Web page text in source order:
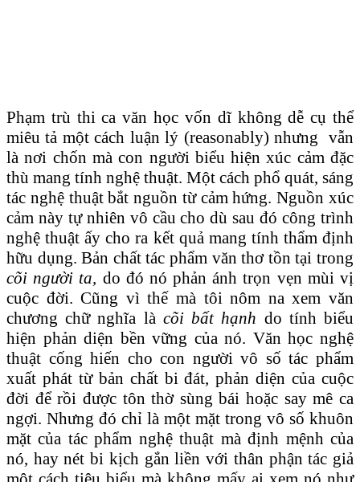
Phạm trù thi ca văn học vốn dĩ không dễ cụ thể
miêu tả một cách luận lý (reasonably) nhưng vẫn
là nơi chốn mà con người biểu hiện xúc cảm đặc
thù mang tính nghệ thuật. Một cách phổ quát, sáng
tác nghệ thuật bắt nguồn từ cảm hứng. Nguồn xúc
cảm này tự nhiên vô cầu cho dù sau đó công trình
nghệ thuật ấy cho ra kết quả mang tính thẩm định
hữu dụng. Bản chất tác phẩm văn thơ tồn tại trong
cõi người ta, do đó nó phản ánh trọn vẹn mùi vị
cuộc đời. Cũng vì thế mà tôi nôm na xem văn
chương chữ nghĩa là cõi bất hạnh do tính biểu
hiện phản diện bền vững của nó. Văn học nghệ
thuật cống hiến cho con người vô số tác phẩm
xuất phát từ bản chất bi đát, phản diện của cuộc
đời để rồi được tôn thờ sùng bái hoặc say mê ca
ngợi. Nhưng đó chỉ là một mặt trong vô số khuôn
mặt của tác phẩm nghệ thuật mà định mệnh của
nó, hay nét bi kịch gắn liền với thân phận tác giả